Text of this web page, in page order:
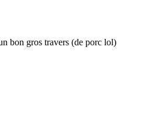
bon gros travers (de porc lol)